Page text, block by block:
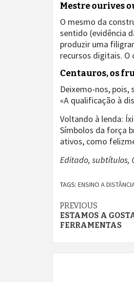
Mestre ourives
O mesmo da
sentido (evidência
produzir uma
recursos digitais. O
Centauros, os
Deixemo-nos, pois,
«A qualificação à
Voltando à lenda:
Símbolos da força
ativos, como
Editado, subtítulos,
TAGS: ENSINO A
Continue
Reading
PREVIOUS
ESTAMOS A
FERRAMENTAS